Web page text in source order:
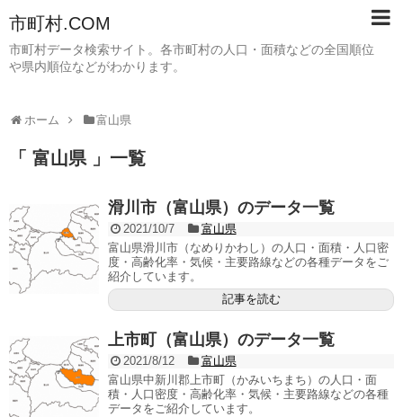
市町村.COM
市町村データ検索サイト。各市町村の人口・面積などの全国順位
や県内順位などがわかります。
ホーム 富山県
「 富山県 」一覧
滑川市（富山県）のデータ一覧
2021/10/7
富山県
富山県滑川市（なめりかわし）の人口・面積・人口密
度・高齢化率・気候・主要路線などの各種データをご
紹介しています。
記事を読む
上市町（富山県）のデータ一覧
2021/8/12
富山県
富山県中新川郡上市町（かみいちまち）の人口・面
積・人口密度・高齢化率・気候・主要路線などの各種
データをご紹介しています。